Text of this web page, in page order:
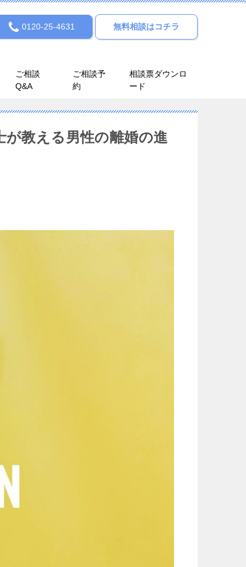
0120-25-4631 無料相談はコチラ
ご相談
Q&A
ご相談予
約
相談票ダウンロ
ード
教える男性の離婚の進